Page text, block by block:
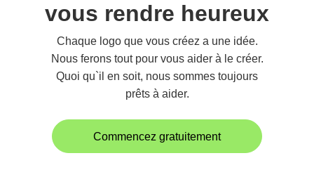
vous rendre heureux
Chaque logo que vous créez a une idée.
Nous ferons tout pour vous aider à le créer.
Quoi qu`il en soit, nous sommes toujours
prêts à aider.
Commencez gratuitement